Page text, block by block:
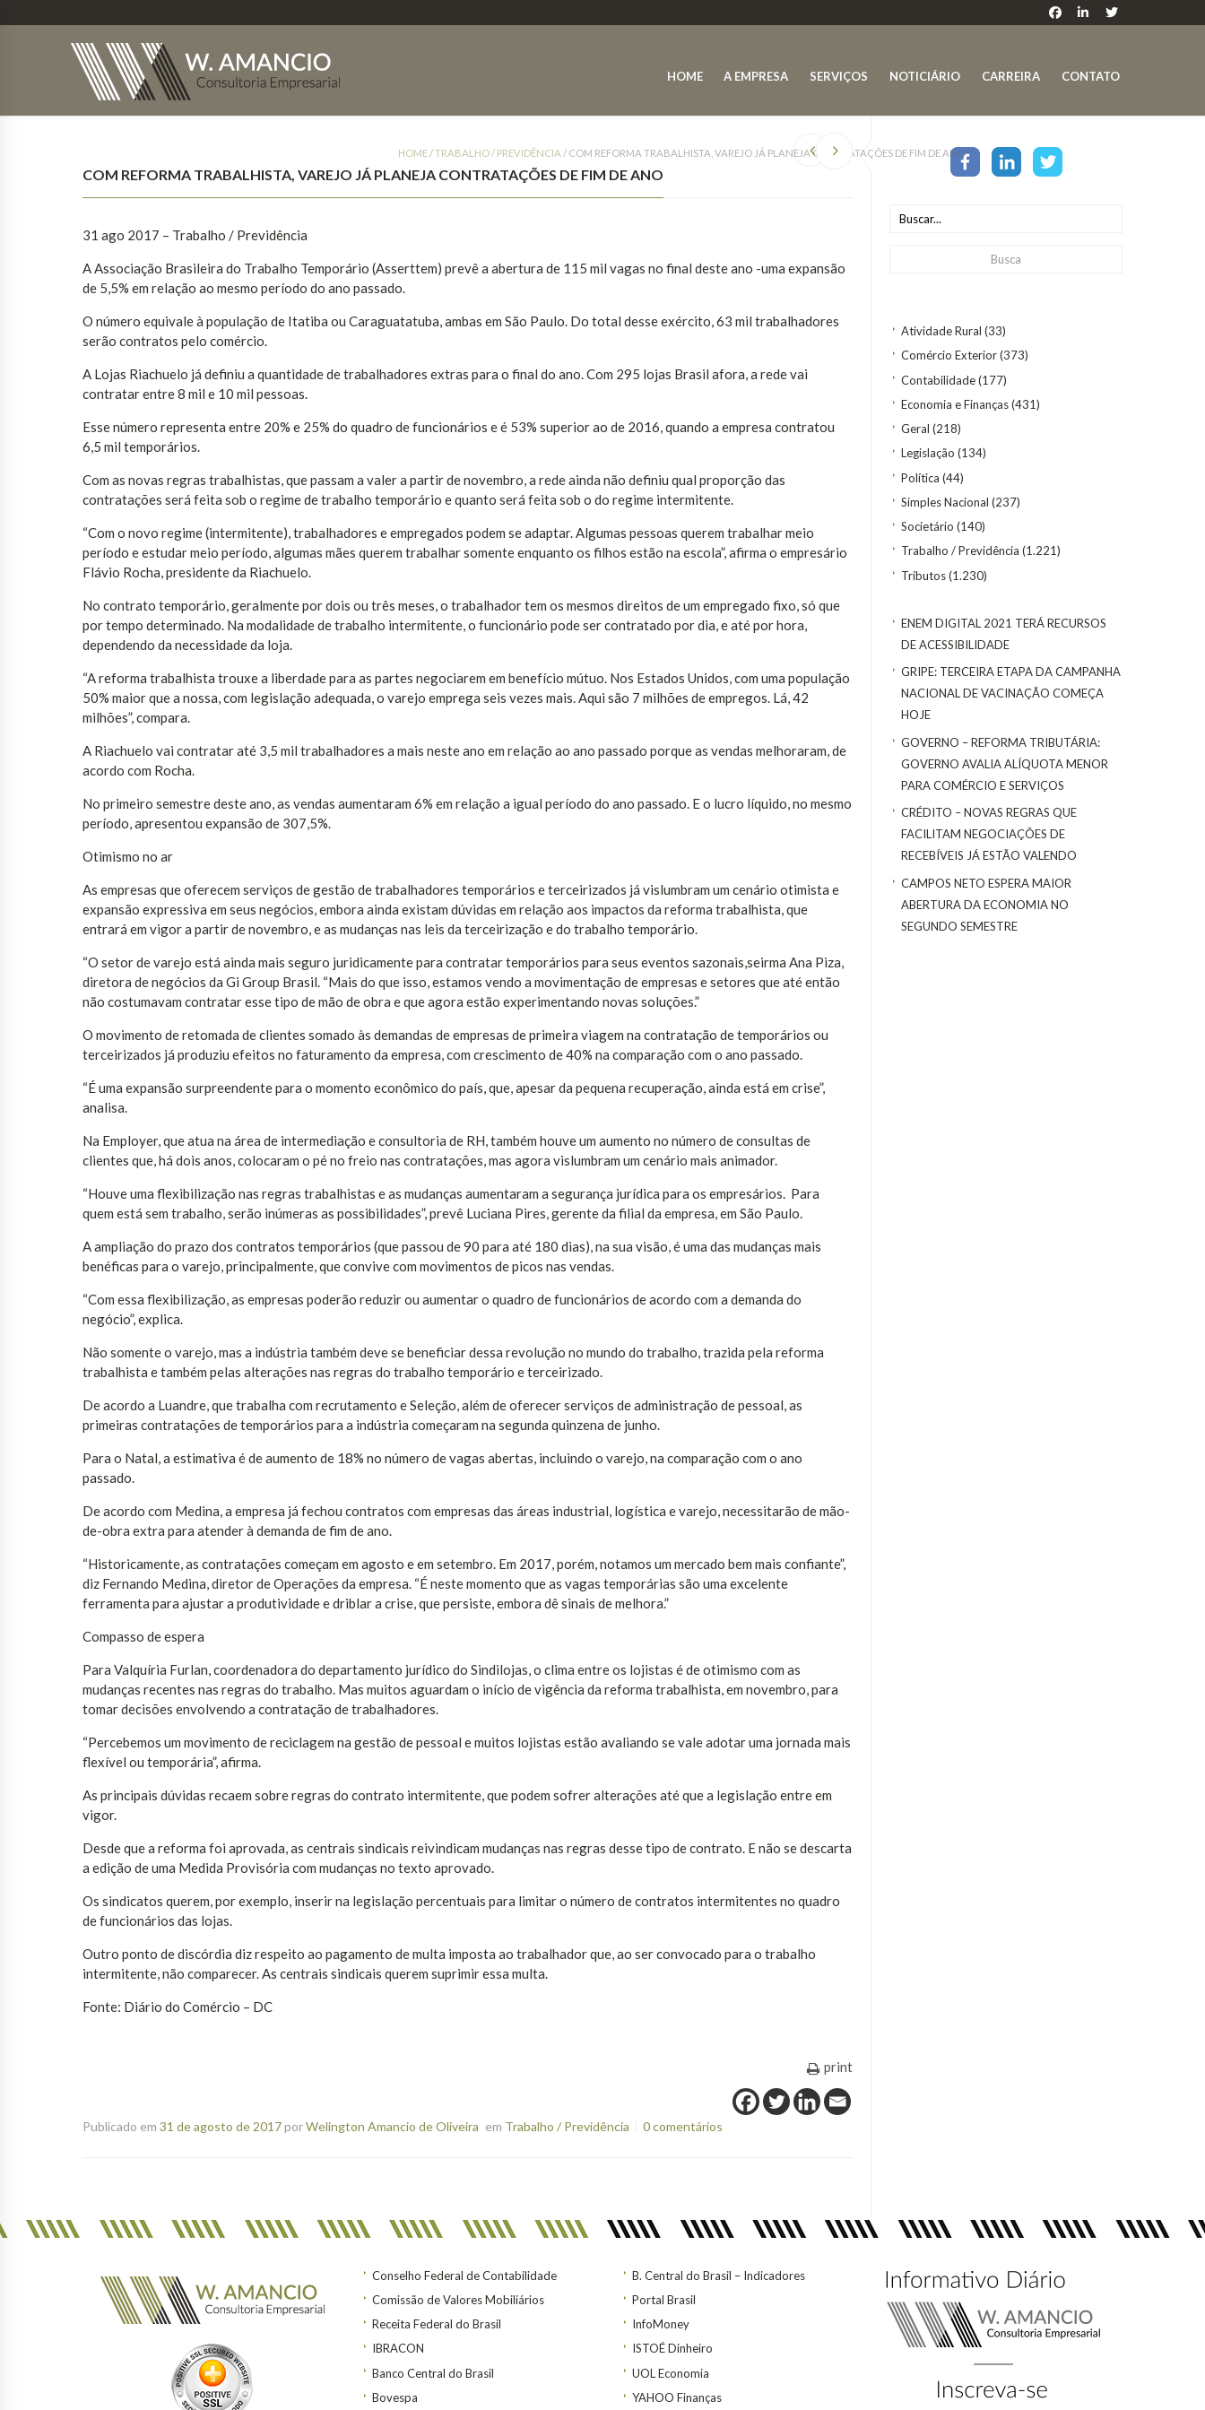
HOME A EMPRESA SERVIÇOS NOTICIÁRIO CARREIRA CONTATO
Atividade Rural (33)
Comércio Exterior(373)
Contabilidade(177)
Economia e Finanças(431)
Geral (218)
Legislação (134)
Política (44)
Simples Nacional (237)
Societário (140)
Trabalho / Previdência (1.221)
Tributos(1.230)
ENEM DIGITAL 2021 TERÁ RECURSOS
DE ACESSIBILIDADE
GRIPE: TERCEIRA ETAPA DA CAMPANHA
NACIONAL DE VACINAÇÃO COMEÇA
HOJE
GOVERNO – REFORMA TRIBUTÁRIA:
GOVERNO AVALIA ALÍQUOTA MENOR
PARA COMÉRCIO E SERVIÇOS
CRÉDITO – NOVAS REGRAS QUE
FACILITAM NEGOCIAÇÕES DE
RECEBÍVEIS JÁ ESTÃO VALENDO
CAMPOS NETO ESPERA MAIOR
ABERTURA DA ECONOMIA NO
SEGUNDO SEMESTRE
HOME/TRABALHO / PREVIDÊNCIA / COM REFORMA TRABALHISTA, VAREJO JÁ PLANEJA CONTRATAÇÕES DE FIM DE ANO
COM REFORMA TRABALHISTA, VAREJO JÁ PLANEJA CONTRATAÇÕES DE FIM DE ANO
31 ago 2017 – Trabalho / Previdência
A Associação Brasileira do Trabalho Temporário (Asserttem) prevê a abertura de 115 mil vagas no final deste ano -uma expansão
de 5,5% em relação ao mesmo período do ano passado.
O número equivale à população de Itatiba ou Caraguatatuba, ambas em São Paulo. Do total desse exército, 63 mil trabalhadores
serão contratos pelo comércio.
A Lojas Riachuelo já definiu a quantidade de trabalhadores extras para o final do ano. Com 295 lojas Brasil afora, a rede vai
contratar entre 8 mil e 10 mil pessoas.
Esse número representa entre 20% e 25% do quadro de funcionários e é 53% superior ao de 2016, quando a empresa contratou
6,5 mil temporários.
Com as novas regras trabalhistas, que passam a valer a partir de novembro, a rede ainda não definiu qual proporção das
contratações será feita sob o regime de trabalho temporário e quanto será feita sob o do regime intermitente.
“Com o novo regime (intermitente), trabalhadores e empregados podem se adaptar. Algumas pessoas querem trabalhar meio
período e estudar meio período, algumas mães querem trabalhar somente enquanto os filhos estão na escola”, afirma o empresário
Flávio Rocha, presidente da Riachuelo.
No contrato temporário, geralmente por dois ou três meses, o trabalhador tem os mesmos direitos de um empregado fixo, só que
por tempo determinado. Na modalidade de trabalho intermitente, o funcionário pode ser contratado por dia, e até por hora,
dependendo da necessidade da loja.
“A reforma trabalhista trouxe a liberdade para as partes negociarem em benefício mútuo. Nos Estados Unidos, com uma população
50% maior que a nossa, com legislação adequada, o varejo emprega seis vezes mais. Aqui são 7 milhões de empregos. Lá, 42
milhões”, compara.
A Riachuelo vai contratar até 3,5 mil trabalhadores a mais neste ano em relação ao ano passado porque as vendas melhoraram, de
acordo com Rocha.
No primeiro semestre deste ano, as vendas aumentaram 6% em relação a igual período do ano passado. E o lucro líquido, no mesmo
período, apresentou expansão de 307,5%.
Otimismo no ar
As empresas que oferecem serviços de gestão de trabalhadores temporários e terceirizados já vislumbram um cenário otimista e
expansão expressiva em seus negócios, embora ainda existam dúvidas em relação aos impactos da reforma trabalhista, que
entrará em vigor a partir de novembro, e as mudanças nas leis da terceirização e do trabalho temporário.
“O setor de varejo está ainda mais seguro juridicamente para contratar temporários para seus eventos sazonais,seirma Ana Piza,
diretora de negócios da Gi Group Brasil. “Mais do que isso, estamos vendo a movimentação de empresas e setores que até então
não costumavam contratar esse tipo de mão de obra e que agora estão experimentando novas soluções.”
O movimento de retomada de clientes somado às demandas de empresas de primeira viagem na contratação de temporários ou
terceirizados já produziu efeitos no faturamento da empresa, com crescimento de 40% na comparação com o ano passado.
“É uma expansão surpreendente para o momento econômico do país, que, apesar da pequena recuperação, ainda está em crise”,
analisa.
Na Employer, que atua na área de intermediação e consultoria de RH, também houve um aumento no número de consultas de
clientes que, há dois anos, colocaram o pé no freio nas contratações, mas agora vislumbram um cenário mais animador.
“Houve uma flexibilização nas regras trabalhistas e as mudanças aumentaram a segurança jurídica para os empresários. Para
quem está sem trabalho, serão inúmeras as possibilidades”, prevê Luciana Pires, gerente da filial da empresa, em São Paulo.
A ampliação do prazo dos contratos temporários (que passou de 90 para até 180 dias), na sua visão, é uma das mudanças mais
benéficas para o varejo, principalmente, que convive com movimentos de picos nas vendas.
“Com essa flexibilização, as empresas poderão reduzir ou aumentar o quadro de funcionários de acordo com a demanda do
negócio”, explica.
Não somente o varejo, mas a indústria também deve se beneficiar dessa revolução no mundo do trabalho, trazida pela reforma
trabalhista e também pelas alterações nas regras do trabalho temporário e terceirizado.
De acordo a Luandre, que trabalha com recrutamento e Seleção, além de oferecer serviços de administração de pessoal, as
primeiras contratações de temporários para a indústria começaram na segunda quinzena de junho.
Para o Natal, a estimativa é de aumento de 18% no número de vagas abertas, incluindo o varejo, na comparação com o ano
passado.
De acordo com Medina, a empresa já fechou contratos com empresas das áreas industrial, logística e varejo, necessitarão de mão-
de-obra extra para atender à demanda de fim de ano.
“Historicamente, as contratações começam em agosto e em setembro. Em 2017, porém, notamos um mercado bem mais confiante”,
diz Fernando Medina, diretor de Operações da empresa. “É neste momento que as vagas temporárias são uma excelente
ferramenta para ajustar a produtividade e driblar a crise, que persiste, embora dê sinais de melhora.”
Compasso de espera
Para Valquíria Furlan, coordenadora do departamento jurídico do Sindilojas, o clima entre os lojistas é de otimismo com as
mudanças recentes nas regras do trabalho. Mas muitos aguardam o início de vigência da reforma trabalhista, em novembro, para
tomar decisões envolvendo a contratação de trabalhadores.
“Percebemos um movimento de reciclagem na gestão de pessoal e muitos lojistas estão avaliando se vale adotar uma jornada mais
flexível ou temporária”, afirma.
As principais dúvidas recaem sobre regras do contrato intermitente, que podem sofrer alterações até que a legislação entre em
vigor.
Desde que a reforma foi aprovada, as centrais sindicais reivindicam mudanças nas regras desse tipo de contrato. E não se descarta
a edição de uma Medida Provisória com mudanças no texto aprovado.
Os sindicatos querem, por exemplo, inserir na legislação percentuais para limitar o número de contratos intermitentes no quadro
de funcionários das lojas.
Outro ponto de discórdia diz respeito ao pagamento de multa imposta ao trabalhador que, ao ser convocado para o trabalho
intermitente, não comparecer. As centrais sindicais querem suprimir essa multa.
Fonte: Diário do Comércio – DC
print
Publicado em 31 de agosto de 2017porWelington Amancio de Oliveira em Trabalho / Previdência 0 comentários
Conselho Federal de Contabilidade
Comissão de Valores Mobiliários
Receita Federal do Brasil
IBRACON
Banco Central do Brasil
Bovespa
B. Central do Brasil – Indicadores
Portal Brasil
InfoMoney
ISTOÉ Dinheiro
UOL Economia
YAHOO Finanças